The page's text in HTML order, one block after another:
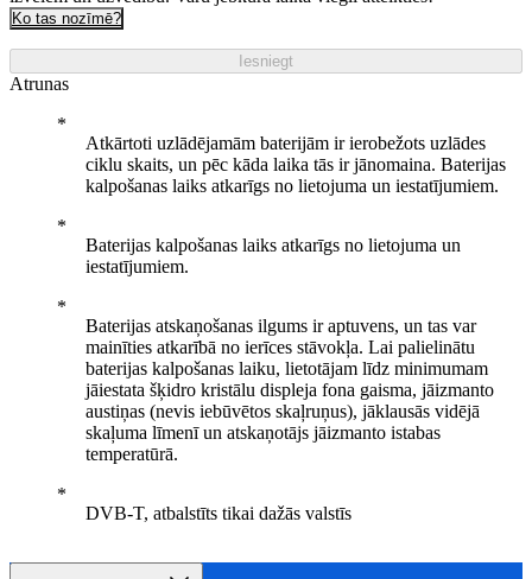
Ko tas nozīmē?
Iesniegt
Atrunas
Atkārtoti uzlādējamām baterijām ir ierobežots uzlādes
ciklu skaits, un pēc kāda laika tās ir jānomaina. Baterijas
kalpošanas laiks atkarīgs no lietojuma un iestatījumiem.
Baterijas kalpošanas laiks atkarīgs no lietojuma un
iestatījumiem.
Baterijas atskaņošanas ilgums ir aptuvens, un tas var
mainīties atkarībā no ierīces stāvokļa. Lai palielinātu
baterijas kalpošanas laiku, lietotājam līdz minimumam
jāiestata šķidro kristālu displeja fona gaisma, jāizmanto
austiņas (nevis iebūvētos skaļruņus), jāklausās vidējā
skaļuma līmenī un atskaņotājs jāizmanto istabas
temperatūrā.
DVB-T, atbalstīts tikai dažās valstīs